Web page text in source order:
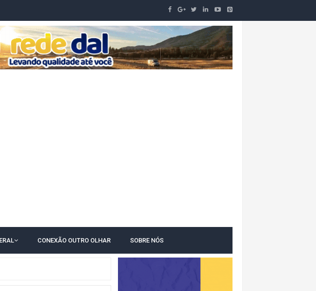
INDEFINIDO
EM AMARGOSA
CONEXÃO OUTRO OLHAR SOBRE NÓS